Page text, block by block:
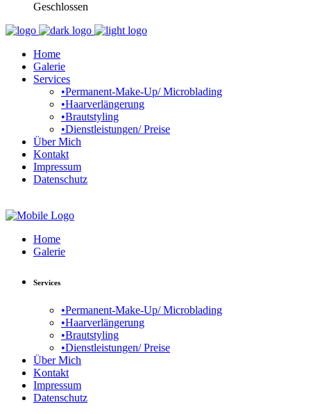
Geschlossen
Home
Galerie
Services
•Permanent-Make-Up/ Microblading
•Haarverlängerung
•Brautstyling
•Dienstleistungen/ Preise
Über Mich
Kontakt
Impressum
Datenschutz
Home
Galerie
Services
•Permanent-Make-Up/ Microblading
•Haarverlängerung
•Brautstyling
•Dienstleistungen/ Preise
Über Mich
Kontakt
Impressum
Datenschutz